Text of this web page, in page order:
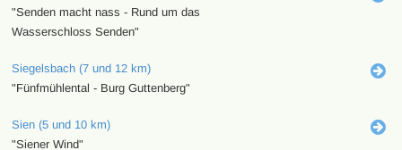
"Senden macht nass - Rund um das
Wasserschloss Senden"
Siegelsbach (7 und 12 km)
"Fünfmühlental - Burg Guttenberg"
Sien (5 und 10 km)
"Siener Wind"